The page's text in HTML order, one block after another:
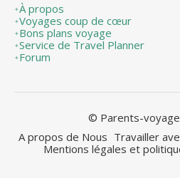
✦À propos
✦Voyages coup de cœur
✦Bons plans voyage
✦Service de Travel Planner
✦Forum
© Parents-
A propos de Nous Travailler
Mentions légales et